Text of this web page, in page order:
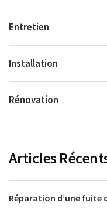
Entretien
Installation
Rénovation
Articles
Réparation d’une fuite